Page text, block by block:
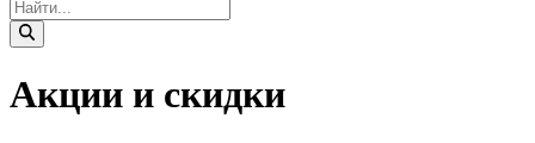
Акции и скидки